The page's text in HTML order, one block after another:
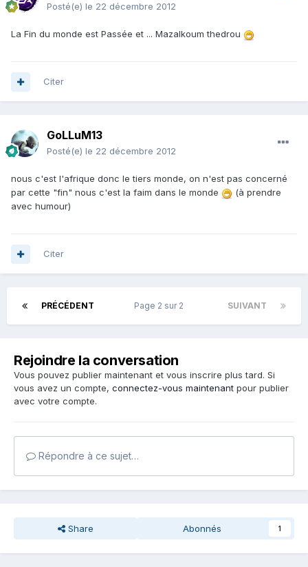
Posté(e) le 22 décembre 2012
La Fin du monde est Passée et ... Mazalkoum thedrou
Citer
GoLLuM13
Posté(e) le 22 décembre 2012
nous c'est l'afrique donc le tiers monde, on n'est pas concerné
par cette "fin" nous c'est la faim dans le monde
(à prendre
avec humour)
Citer
PRÉCÉDENT SUIVANT
Page 2 sur 2
Rejoindre la conversation
Vous pouvez publier maintenant et vous inscrire plus tard. Si
vous avez un compte, connectez-vous maintenant pour publier
avec votre compte.
Répondre à ce sujet…
Share Abonnés 1